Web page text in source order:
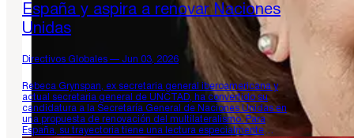
España y aspira a renovar Naciones
Unidas
Directivos Globales — Jun 03, 2026
Rebeca Grynspan, ex secretaria general iberoamericana y
actual secretaria general de UNCTAD, ha convertido su
candidatura a la Secretaría General de Naciones Unidas en
una propuesta de renovación del multilateralismo. Para
España, su trayectoria tiene una lectura especialmente